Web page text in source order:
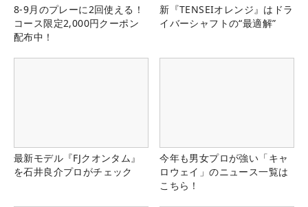
8-9月のプレーに2回使える！
コース限定2,000円クーポン
配布中！
新『TENSEIオレンジ』はドラ
イバーシャフトの“最適解”
最新モデル『FJクオンタム』
を石井良介プロがチェック
今年も男女プロが強い「キャ
ロウェイ」のニュース一覧は
こちら！